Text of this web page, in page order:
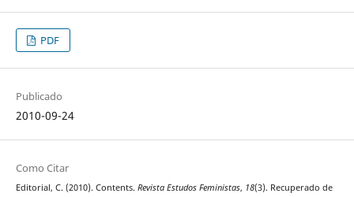
PDF
Publicado
2010-09-24
Como Citar
Editorial, C. (2010). Contents. Revista Estudos Feministas, 18(3). Recuperado de